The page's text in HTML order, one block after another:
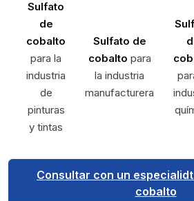
Sulfato
de
cobalto
para la
industria
de
pinturas
y tintas
Sulfato de
cobalto para
la industria
manufacturera
Consultar con un
cobalto